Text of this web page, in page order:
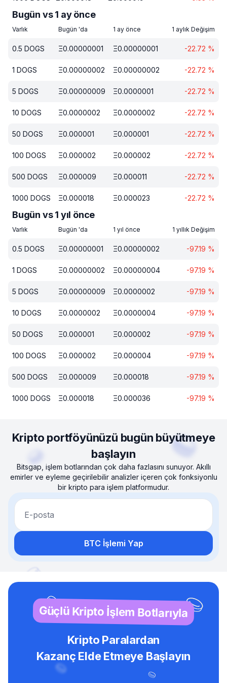
Bugün vs 1 ay önce
Varlık Bugün 'da 1 ay önce 1 aylık Değişim
0.5 DOGS Ξ0.00000001 Ξ0.00000001 -22.72 %
1 DOGS Ξ0.00000002 Ξ0.00000002 -22.72 %
5 DOGS Ξ0.00000009 Ξ0.0000001 -22.72 %
10 DOGS Ξ0.0000002 Ξ0.0000002 -22.72 %
50 DOGS Ξ0.000001 Ξ0.000001 -22.72 %
100 DOGS Ξ0.000002 Ξ0.000002 -22.72 %
500 DOGS Ξ0.000009 Ξ0.000011 -22.72 %
1000 DOGS Ξ0.000018 Ξ0.000023 -22.72 %
Bugün vs 1 yıl önce
Varlık Bugün 'da 1 yıl önce 1 yıllık Değişim
0.5 DOGS Ξ0.00000001 Ξ0.00000002 -97.19 %
1 DOGS Ξ0.00000002 Ξ0.00000004 -97.19 %
5 DOGS Ξ0.00000009 Ξ0.0000002 -97.19 %
10 DOGS Ξ0.0000002 Ξ0.0000004 -97.19 %
50 DOGS Ξ0.000001 Ξ0.000002 -97.19 %
100 DOGS Ξ0.000002 Ξ0.000004 -97.19 %
500 DOGS Ξ0.000009 Ξ0.000018 -97.19 %
1000 DOGS Ξ0.000018 Ξ0.000036 -97.19 %
Kripto portföyünüzü bugün büyütmeye
başlayın
Bitsgap, işlem botlarından çok daha fazlasını sunuyor. Akıllı
emirler ve eyleme geçirilebilir analizler içeren çok fonksiyonlu
bir kripto para işlem platformudur.
E-posta
BTC İşlemi Yap
Güçlü Kripto İşlem Botlarıyla
Kripto Paralardan
Kazanç Elde Etmeye Başlayın